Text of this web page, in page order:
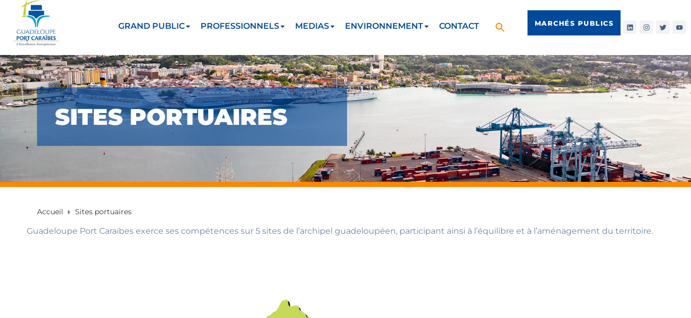
GRAND PUBLIC PROFESSIONNELS MEDIAS ENVIRONNEMENT CONTACT MARCHÉS PUBLICS
SITES PORTUAIRES
Accueil Sites portuaires
Guadeloupe Port Caraïbes exerce ses compétences sur 5 sites de l’archipel guadeloupéen, participant ainsi à l’équilibre et à l’aménagement du territoire.